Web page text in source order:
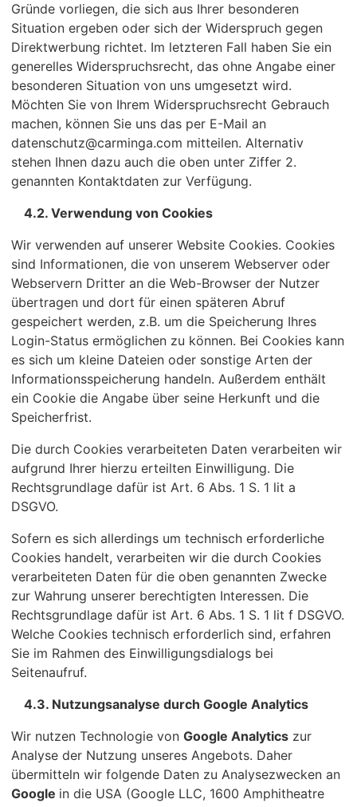
Gründe vorliegen, die sich aus Ihrer besonderen
Situation ergeben oder sich der Widerspruch gegen
Direktwerbung richtet. Im letzteren Fall haben Sie ein
generelles Widerspruchsrecht, das ohne Angabe einer
besonderen Situation von uns umgesetzt wird.
Möchten Sie von Ihrem Widerspruchsrecht Gebrauch
machen, können Sie uns das per E-Mail an
datenschutz@carminga.com mitteilen. Alternativ
stehen Ihnen dazu auch die oben unter Ziffer 2.
genannten Kontaktdaten zur Verfügung.
4.2. Verwendung von Cookies
Wir verwenden auf unserer Website Cookies. Cookies
sind Informationen, die von unserem Webserver oder
Webservern Dritter an die Web-Browser der Nutzer
übertragen und dort für einen späteren Abruf
gespeichert werden, z.B. um die Speicherung Ihres
Login-Status ermöglichen zu können. Bei Cookies kann
es sich um kleine Dateien oder sonstige Arten der
Informationsspeicherung handeln. Außerdem enthält
ein Cookie die Angabe über seine Herkunft und die
Speicherfrist.
Die durch Cookies verarbeiteten Daten verarbeiten wir
aufgrund Ihrer hierzu erteilten Einwilligung. Die
Rechtsgrundlage dafür ist Art. 6 Abs. 1 S. 1 lit a
DSGVO.
Sofern es sich allerdings um technisch erforderliche
Cookies handelt, verarbeiten wir die durch Cookies
verarbeiteten Daten für die oben genannten Zwecke
zur Wahrung unserer berechtigten Interessen. Die
Rechtsgrundlage dafür ist Art. 6 Abs. 1 S. 1 lit f DSGVO.
Welche Cookies technisch erforderlich sind, erfahren
Sie im Rahmen des Einwilligungsdialogs bei
Seitenaufruf.
4.3. Nutzungsanalyse durch Google Analytics
Wir nutzen Technologie von Google Analytics zur
Analyse der Nutzung unseres Angebots. Daher
übermitteln wir folgende Daten zu Analysezwecken an
Google in die USA (Google LLC, 1600 Amphitheatre